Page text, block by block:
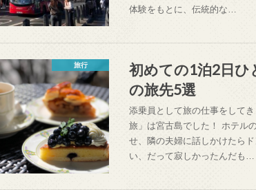
体験をもとに、伝統的な…
旅行
初めての1泊2日ひ
の旅先5選
添乗員として旅の仕事をして
旅」は宮古島でした！ ホテル
せ、隣の夫婦に話しかけたら
い、だって寂しかったんだも…